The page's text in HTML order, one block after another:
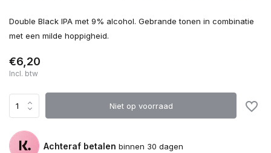
Double Black IPA met 9% alcohol. Gebrande tonen in combinatie
met een milde hoppigheid.
€6,20
Incl. btw
Niet op voorraad
Achteraf betalen binnen 30 dagen